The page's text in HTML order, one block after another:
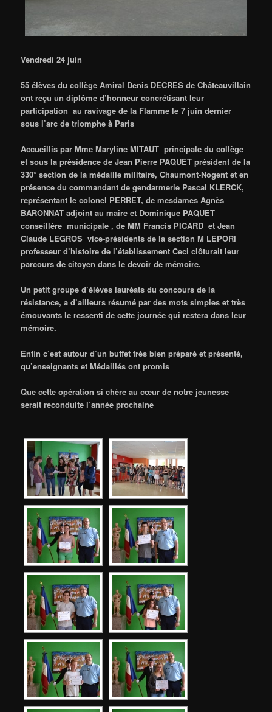
Vendredi 24 juin
55 élèves du collège Amiral Denis DECRES de Châteauvillain
ont reçu un diplôme d’honneur concrétisant leur
participation au ravivage de la Flamme le 7 juin dernier
sous l’arc de triomphe à Paris
Accueillis par Mme Maryline MITAUT principale du collège
et sous la présidence de Jean Pierre PAQUET président de la
330° section de la médaille militaire, Chaumont-Nogent et en
présence du commandant de gendarmerie Pascal KLERCK,
représentant le colonel PERRET, de mesdames Agnès
BARONNAT adjoint au maire et Dominique PAQUET
conseillère municipale , de MM Francis PICARD et Jean
Claude LEGROS vice-présidents de la section M LEPORI
professeur d’histoire de l’établissement Ceci clôturait leur
parcours de citoyen dans le devoir de mémoire.
Un petit groupe d’élèves lauréats du concours de la
résistance, a d’ailleurs résumé par des mots simples et très
émouvants le ressenti de cette journée qui restera dans leur
mémoire.
Enfin c’est autour d’un buffet très bien préparé et présenté,
qu’enseignants et Médaillés ont promis
Que cette opération si chère au cœur de notre jeunesse
serait reconduite l’année prochaine